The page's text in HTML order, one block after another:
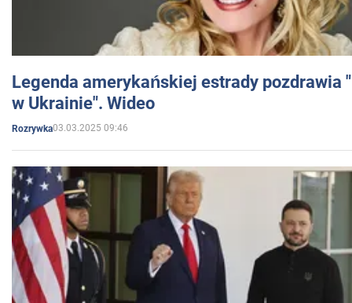
Legenda amerykańskiej estrady pozdrawia
w Ukrainie". Wideo
Rozrywka03.03.2025 09:46